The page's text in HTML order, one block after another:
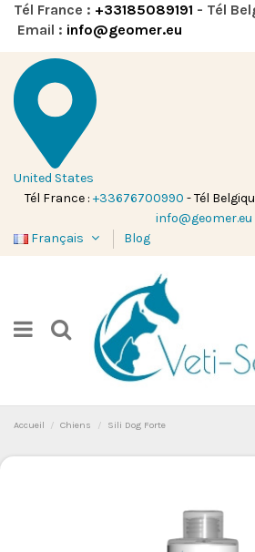
Tél France : +33185089191 - Tél
Email : info@geomer.eu
United States
Tél France :+33676700990 - Tél
info@geomer.eu
Français
Blog
Accueil Chiens Sili Dog Forte